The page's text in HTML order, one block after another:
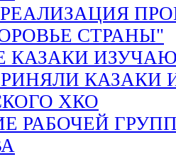
СТРАНЫ"
КАЗАКИ
КАЗАКИ
ХКО
РАБОЧЕЙ